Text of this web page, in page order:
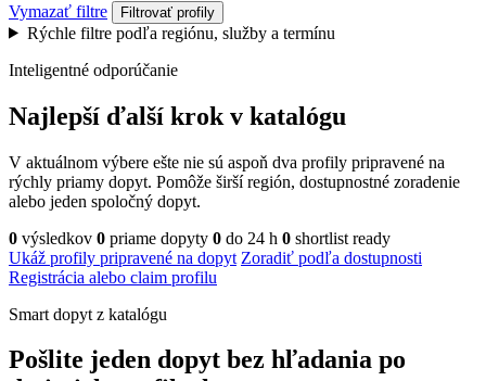
Vymazať filtre Filtrovať profily
Rýchle filtre podľa regiónu, služby a termínu
Inteligentné odporúčanie
Najlepší ďalší krok v katalógu
V aktuálnom výbere ešte nie sú aspoň dva profily pripravené na
rýchly priamy dopyt. Pomôže širší región, dostupnostné zoradenie
alebo jeden spoločný dopyt.
0 výsledkov 0 priame dopyty 0 do 24 h 0 shortlist ready
Ukáž profily pripravené na dopyt Zoradiť podľa dostupnosti
Registrácia alebo claim profilu
Smart dopyt z katalógu
Pošlite jeden dopyt bez hľadania po